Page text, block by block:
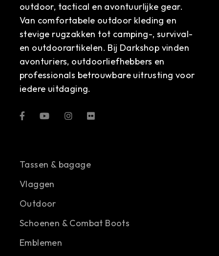
outdoor, tactical en avontuurlijke gear.
Van comfortabele outdoor kleding en
stevige rugzakken tot camping-, survival-
en outdoorartikelen. Bij Darkshop vinden
avonturiers, outdoorliefhebbers en
professionals betrouwbare uitrusting voor
iedere uitdaging.
Tassen & bagage
Vlaggen
Outdoor
Schoenen & Combat Boots
Emblemen